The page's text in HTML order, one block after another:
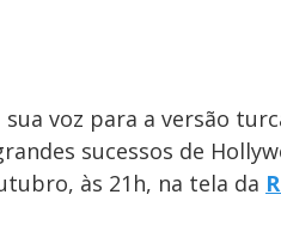
voz para a versão
sucessos de
às 21h, na tela da